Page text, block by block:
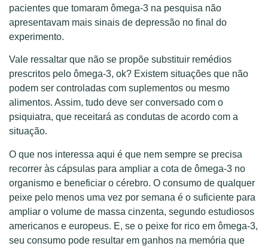
pacientes que tomaram ômega-3 na pesquisa não
apresentavam mais sinais de depressão no final do
experimento.
Vale ressaltar que não se propõe substituir remédios
prescritos pelo ômega-3, ok? Existem situações que não
podem ser controladas com suplementos ou mesmo
alimentos. Assim, tudo deve ser conversado com o
psiquiatra, que receitará as condutas de acordo com a
situação.
O que nos interessa aqui é que nem sempre se precisa
recorrer às cápsulas para ampliar a cota de ômega-3 no
organismo e beneficiar o cérebro. O consumo de qualquer
peixe pelo menos uma vez por semana é o suficiente para
ampliar o volume de massa cinzenta, segundo estudiosos
americanos e europeus. E, se o peixe for rico em ômega-3,
seu consumo pode resultar em ganhos na memória que